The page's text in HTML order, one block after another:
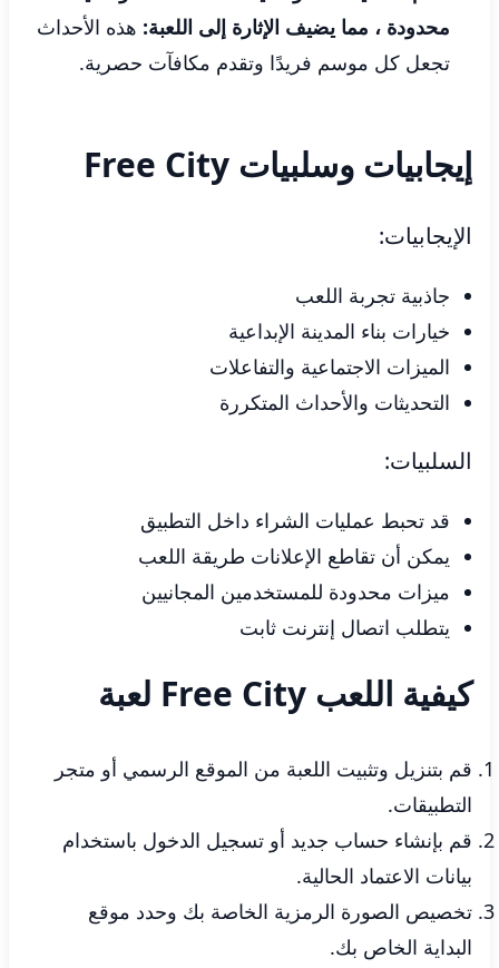
محدودة ، مما يضيف الإثارة إلى اللعبة: هذه الأحداث
تجعل كل موسم فريدًا وتقدم مكافآت حصرية.
إيجابيات وسلبيات Free City
الإيجابيات:
جاذبية تجربة اللعب
خيارات بناء المدينة الإبداعية
الميزات الاجتماعية والتفاعلات
التحديثات والأحداث المتكررة
السلبيات:
قد تحبط عمليات الشراء داخل التطبيق
يمكن أن تقاطع الإعلانات طريقة اللعب
ميزات محدودة للمستخدمين المجانيين
يتطلب اتصال إنترنت ثابت
كيفية اللعب Free City لعبة
قم بتنزيل وتثبيت اللعبة من الموقع الرسمي أو متجر
التطبيقات.
قم بإنشاء حساب جديد أو تسجيل الدخول باستخدام
بيانات الاعتماد الحالية.
تخصيص الصورة الرمزية الخاصة بك وحدد موقع
البداية الخاص بك.